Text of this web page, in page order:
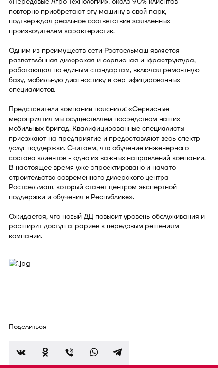
повторно приобретают эту машину в свой парк,
подтверждая реальное соответствие заявленных
производителем характеристик.
Одним из преимуществ сети Ростсельмаш является
разветвлённая дилерская и сервисная инфраструктура,
работающая по единым стандартам, включая ремонтную
базу, мобильную диагностику и сертифицированных
специалистов.
Представители компании пояснили: «Сервисные
мероприятия мы осуществляем посредством наших
мобильных бригад. Квалифицированные специалисты
приезжают на предприятие и предоставляют весь спектр
услуг поддержки. Считаем, что обучение инженерного
состава клиентов - одно из важных направлений компании.
В настоящее время уже спроектировано и начато
строительство современного дилерского центра
Ростсельмаш, который станет центром экспертной
поддержки и обучения в Республике».
Ожидается, что новый ДЦ повысит уровень обслуживания и
расширит доступ аграриев к передовым решениям
компании.
Поделиться